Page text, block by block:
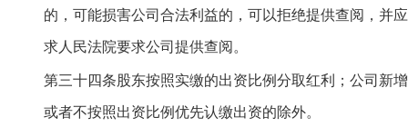
的，可能损害公司合法利益的，可以拒绝提供查阅，并
求人民法院要求公司提供查阅。
第三十四条股东按照实缴的出资比例分取红利；公司新
或者不按照出资比例优先认缴出资的除外。